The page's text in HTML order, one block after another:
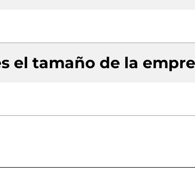
el tamaño de la